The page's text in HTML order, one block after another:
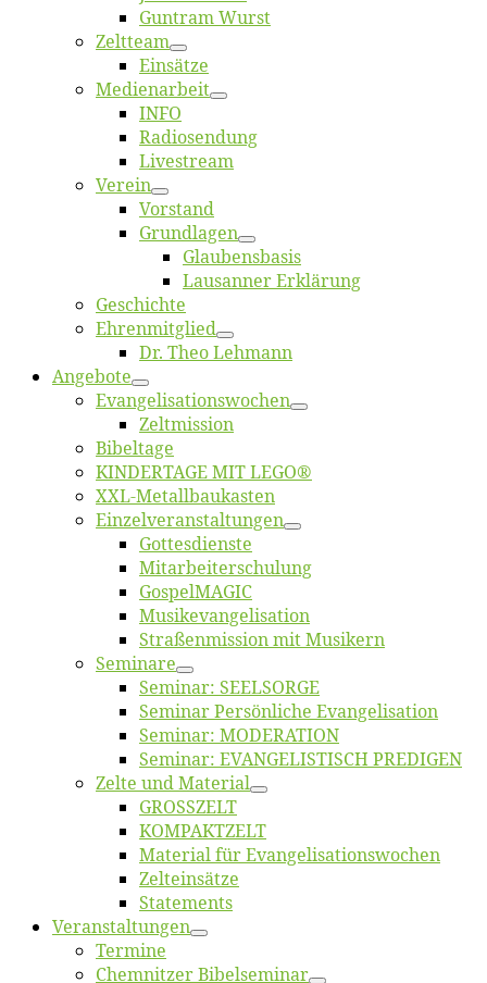
Gun­tram Wurst
Zelt­team
Ein­sät­ze
Me­di­en­ar­beit
INFO
Ra­dio­sen­dung
Live­stream
Ver­ein
Vor­stand
Grund­la­gen
Glaubens­ba­sis
Lausan­ner Erklärung
Ge­schich­te
Eh­ren­mit­glied
Dr. Theo Lehmann
An­ge­bo­te
Evangelisa­tions­wo­chen
Zelt­mis­si­on
Bi­bel­ta­ge
KINDERTAGE MIT LEGO®
XXL-Me­­tal­l­­bau­­kas­­ten
Einzelver­an­stal­tungen
Got­tes­diens­te
Mitarbeiter­schulung
Gos­pel­MA­GIC
Musikevan­ge­li­sa­tion
Straßenmis­sion mit Musikern
Se­mi­na­re
Se­mi­nar: SEELSORGE
Se­mi­nar Per­sön­li­che Evangelisation
Se­mi­nar: MODERATION
Se­mi­nar: EVANGELISTISCH PREDIGEN
Zel­te und Material
GROSSZELT
KOMPAKTZELT
Ma­te­ri­al für Evangelisationswochen
Zelt­ein­sät­ze
State­ments
Ver­an­stal­tun­gen
Ter­mi­ne
Chemnit­zer Bibelseminar